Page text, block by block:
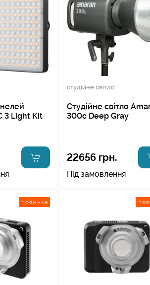
3 Light Kit
студійне світло
Студійне світло
300c Deep Gray
22656 грн.
Під замовлення
Новинка